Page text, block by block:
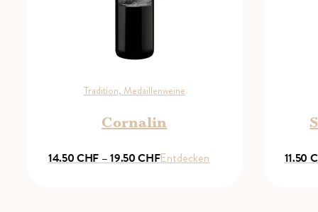
Tradition, Medaillenweine
Cornalin
14.50CHF–19.50CHFPreisspanne:
Entdecken 11.50